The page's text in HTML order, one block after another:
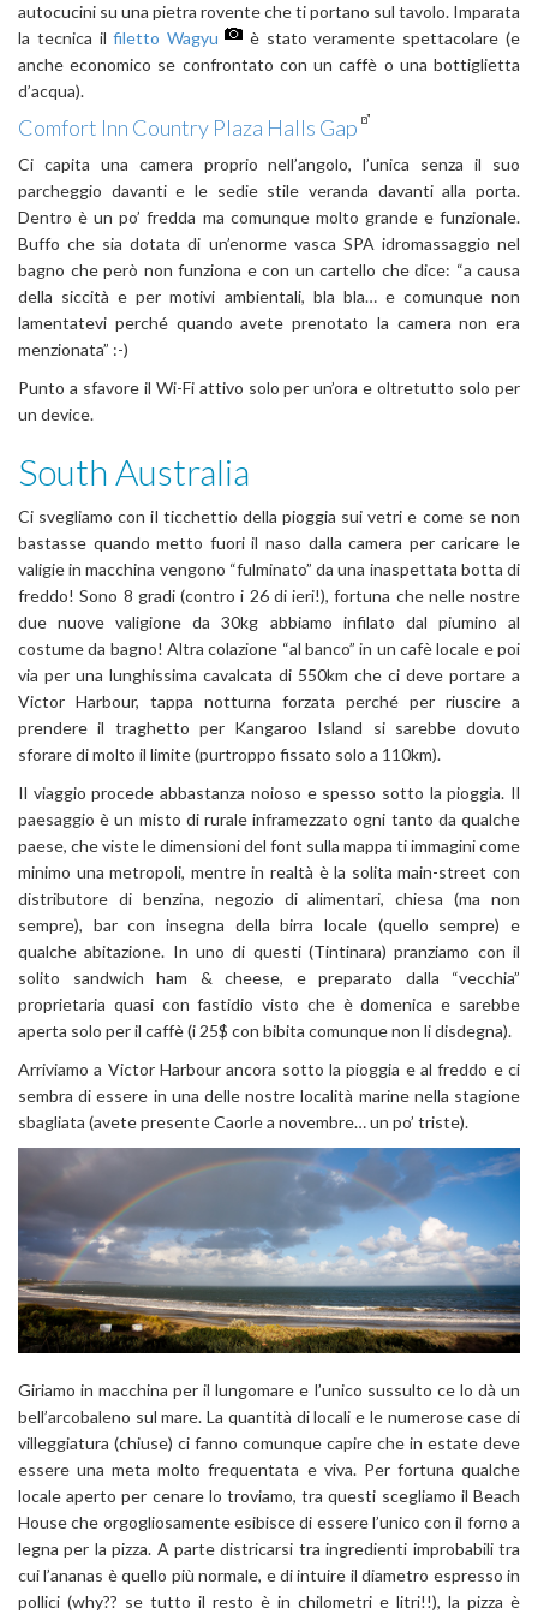
autocucini su una pietra rovente che ti portano sul tavolo. Imparata
la tecnica ilfiletto Wagyu
è stato veramente spettacolare (e
anche economico se confrontato con un caffè o una bottiglietta
d’acqua).
Comfort Inn Country Plaza Halls Gap
Ci capita una camera proprio nell’angolo, l’unica senza il suo
parcheggio davanti e le sedie stile veranda davanti alla porta.
Dentro è un po’ fredda ma comunque molto grande e funzionale.
Buffo che sia dotata di un’enorme vasca SPA idromassaggio nel
bagno che però non funziona e con un cartello che dice: “a causa
della siccità e per motivi ambientali, bla bla… e comunque non
lamentatevi perché quando avete prenotato la camera non era
menzionata” :-)
Punto a sfavore il Wi-Fi attivo solo per un’ora e oltretutto solo per
un device.
South Australia
Ci svegliamo con il ticchettio della pioggia sui vetri e come se non
bastasse quando metto fuori il naso dalla camera per caricare le
valigie in macchina vengono “fulminato” da una inaspettata botta di
freddo! Sono 8 gradi (contro i 26 di ieri!), fortuna che nelle nostre
due nuove valigione da 30kg abbiamo infilato dal piumino al
costume da bagno! Altra colazione “al banco” in un cafè locale e poi
via per una lunghissima cavalcata di 550km che ci deve portare a
Victor Harbour, tappa notturna forzata perché per riuscire a
prendere il traghetto per Kangaroo Island si sarebbe dovuto
sforare di molto il limite (purtroppo fissato solo a 110km).
Il viaggio procede abbastanza noioso e spesso sotto la pioggia. Il
paesaggio è un misto di rurale inframezzato ogni tanto da qualche
paese, che viste le dimensioni del font sulla mappa ti immagini come
minimo una metropoli, mentre in realtà è la solita main-street con
distributore di benzina, negozio di alimentari, chiesa (ma non
sempre), bar con insegna della birra locale (quello sempre) e
qualche abitazione. In uno di questi (Tintinara) pranziamo con il
solito sandwich ham & cheese, e preparato dalla “vecchia”
proprietaria quasi con fastidio visto che è domenica e sarebbe
aperta solo per il caffè (i 25$ con bibita comunque non li disdegna).
Arriviamo a Victor Harbour ancora sotto la pioggia e al freddo e ci
sembra di essere in una delle nostre località marine nella stagione
sbagliata (avete presente Caorle a novembre… un po’ triste).
Giriamo in macchina per il lungomare e l’unico sussulto ce lo dà un
bell’arcobaleno sul mare. La quantità di locali e le numerose case di
villeggiatura (chiuse) ci fanno comunque capire che in estate deve
essere una meta molto frequentata e viva. Per fortuna qualche
locale aperto per cenare lo troviamo, tra questi scegliamo il Beach
House che orgogliosamente esibisce di essere l’unico con il forno a
legna per la pizza. A parte districarsi tra ingredienti improbabili tra
cui l’ananas è quello più normale, e di intuire il diametro espresso in
pollici (why?? se tutto il resto è in chilometri e litri!!), la pizza è